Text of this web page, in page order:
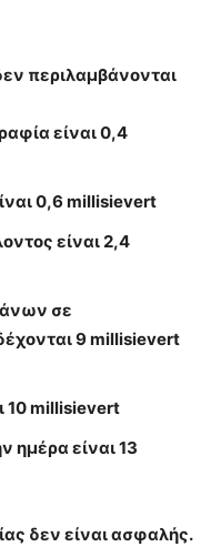
περιλαμβάνονται
είναι 0,4
0,6 millisievert
είναι 2,4
σε
9 millisievert
10 millisievert
ημέρα είναι 13
δεν είναι ασφαλής.